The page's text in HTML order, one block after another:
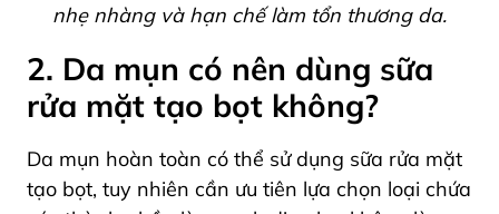
nhẹ nhàng và hạn chế làm tổn thương da.
2. Da mụn có nên dùng sữa
rửa mặt tạo bọt không?
Da mụn hoàn toàn có thể sử dụng sữa rửa mặt
tạo bọt, tuy nhiên cần ưu tiên lựa chọn loại chứa